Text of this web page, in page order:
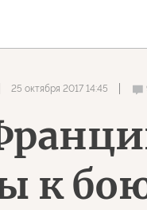
25 октября 2017 14:45
к